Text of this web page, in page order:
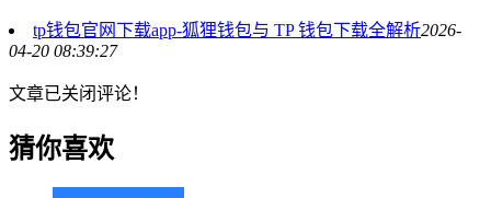
tp钱包官网下载app-狐狸钱包与 TP 钱包下载全解析2026-
04-20 08:39:27
文章已关闭评论！
猜你喜欢